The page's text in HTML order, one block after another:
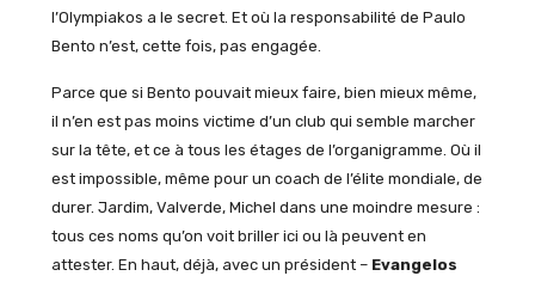
l’Olympiakos a le secret. Et où la responsabilité de Paulo
Bento n’est, cette fois, pas engagée.
Parce que si Bento pouvait mieux faire, bien mieux même,
il n’en est pas moins victime d’un club qui semble marcher
sur la tête, et ce à tous les étages de l’organigramme. Où il
est impossible, même pour un coach de l’élite mondiale, de
durer. Jardim, Valverde, Michel dans une moindre mesure :
tous ces noms qu’on voit briller ici ou là peuvent en
attester. En haut, déjà, avec un président – Evangelos